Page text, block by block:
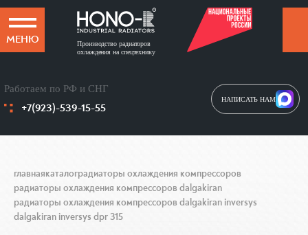
МЕНЮ
Производство радиаторов
охлаждения на спецтехнику
НАПИСАТЬ НАМ
Работаем по РФ и СНГ
+7(923)-539-15-55
главнаякаталоградиаторы охлаждения компрессоров
радиаторы охлаждения компрессоров dalgakiran
радиаторы охлаждения компрессоров dalgakiran inversys
dalgakiran inversys dpr 315